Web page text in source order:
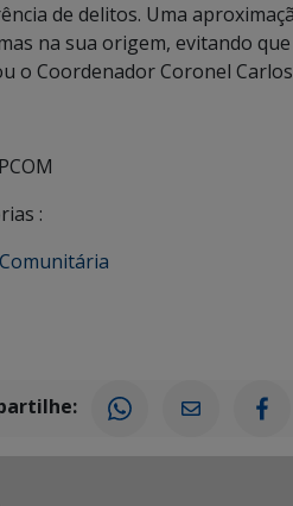
de delitos. Uma
na sua origem, evitando
o Coordenador Coronel
: